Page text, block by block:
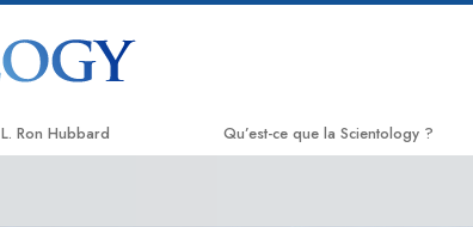
L. Ron Hubbard Qu’est-ce que la Scientology ?